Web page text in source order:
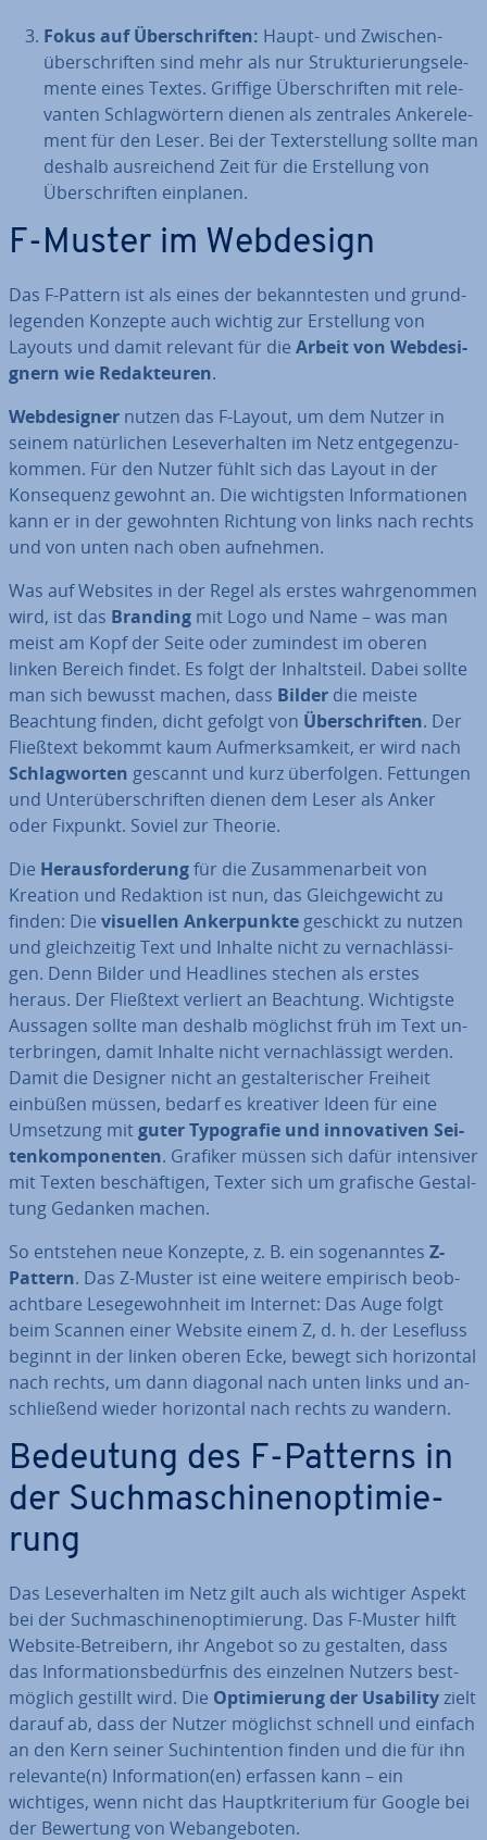
Fokus auf Über­schrif­ten: Haupt- und Zwi­schen­
über­schrif­ten sind mehr als nur Struk­tu­rie­rungs­ele­
men­te eines Textes. Griffige Über­schrif­ten mit re­le­
van­ten Schlag­wör­tern dienen als zentrales An­ker­ele­
ment für den Leser. Bei der Tex­terstel­lung sollte man
deshalb aus­rei­chend Zeit für die Er­stel­lung von
Über­schrif­ten einplanen.
F-Muster im Webdesign
Das F-Pattern ist als eines der be­kann­tes­ten und grund­
le­gen­den Konzepte auch wichtig zur Er­stel­lung von
Layouts und damit relevant für die Arbeit von Web­de­si­
gnern wie Re­dak­teu­ren.
Web­de­si­gner nutzen das F-Layout, um dem Nutzer in
seinem na­tür­li­chen Le­se­ver­hal­ten im Netz ent­ge­gen­zu­
kom­men. Für den Nutzer fühlt sich das Layout in der
Kon­se­quenz gewohnt an. Die wich­tigs­ten In­for­ma­tio­nen
kann er in der gewohnten Richtung von links nach rechts
und von unten nach oben aufnehmen.
Was auf Websites in der Regel als erstes wahr­ge­nom­men
wird, ist das Branding mit Logo und Name – was man
meist am Kopf der Seite oder zumindest im oberen
linken Bereich findet. Es folgt der In­halts­teil. Dabei sollte
man sich bewusst machen, dass Bilder die meiste
Beachtung finden, dicht gefolgt von Über­schrif­ten. Der
Fließtext bekommt kaum Auf­merk­sam­keit, er wird nach
Schlag­wor­ten gescannt und kurz über­fol­gen. Fettungen
und Un­ter­über­schrif­ten dienen dem Leser als Anker
oder Fixpunkt. Soviel zur Theorie.
Die Her­aus­for­de­rungfür die Zu­sam­men­ar­beit von
Kreation und Redaktion ist nun, das Gleich­ge­wicht zu
finden: Die visuellen An­ker­punk­te geschickt zu nutzen
und gleich­zei­tig Text und Inhalte nicht zu ver­nach­läs­si­
gen. Denn Bilder und Headlines stechen als erstes
heraus. Der Fließtext verliert an Beachtung. Wich­tigs­te
Aussagen sollte man deshalb möglichst früh im Text un­
ter­brin­gen, damit Inhalte nicht ver­nach­läs­sigt werden.
Damit die Designer nicht an ge­stal­te­ri­scher Freiheit
einbüßen müssen, bedarf es kreativer Ideen für eine
Umsetzung mitguter Ty­po­gra­fie und in­no­va­ti­ven Sei­
ten­kom­po­nen­ten. Grafiker müssen sich dafür in­ten­si­ver
mit Texten be­schäf­ti­gen, Texter sich um grafische Ge­stal­
tung Gedanken machen.
So entstehen neue Konzepte, z. B. ein so­ge­nann­tes Z-
Pattern. Das Z-Muster ist eine weitere empirisch be­ob­
acht­ba­re Le­se­ge­wohn­heit im Internet: Das Auge folgt
beim Scannen einer Website einem Z, d. h. der Lesefluss
beginnt in der linken oberen Ecke, bewegt sich ho­ri­zon­tal
nach rechts, um dann diagonal nach unten links und an­
schlie­ßend wieder ho­ri­zon­tal nach rechts zu wandern.
Bedeutung des F-Patterns in
der Such­ma­schi­nen­op­ti­mie­
rung
Das Le­se­ver­hal­ten im Netz gilt auch als wichtiger Aspekt
bei der Such­ma­schi­nen­op­ti­mie­rung. Das F-Muster hilft
Website-Be­trei­bern, ihr Angebot so zu gestalten, dass
das In­for­ma­ti­ons­be­dürf­nis des einzelnen Nutzers best­
mög­lich gestillt wird. Die Op­ti­mie­rung der Usabilityzielt
darauf ab, dass der Nutzer möglichst schnell und einfach
an den Kern seiner Such­in­ten­ti­on finden und die für ihn
relevante(n) In­for­ma­ti­on(en) erfassen kann – ein
wichtiges, wenn nicht das Haupt­kri­te­ri­um für Google bei
der Bewertung von Web­an­ge­bo­ten.